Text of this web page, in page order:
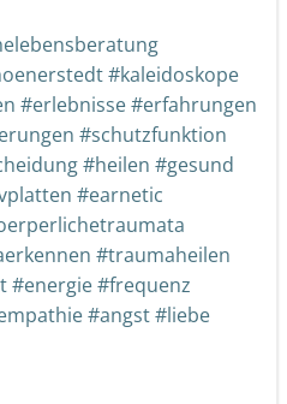
#kaleidoskope
#erlebnisse #erfahrungen
#schutzfunktion
#heilen #gesund
#earnetic
#traumaheilen
#energie #frequenz
#angst #liebe